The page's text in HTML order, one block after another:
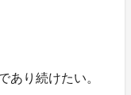
あり続けたい。